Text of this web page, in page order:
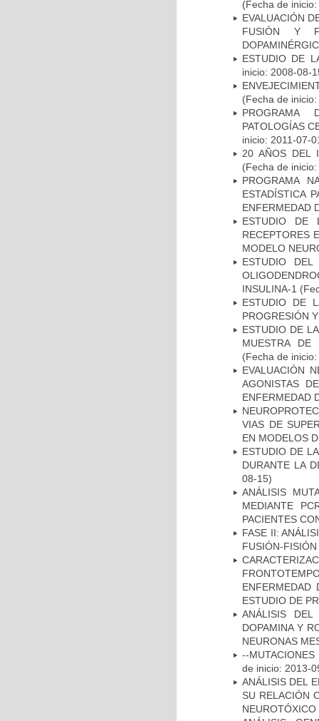
(Fecha de
EVALUACIÓN
FUSIÓN Y
ESTUDIO DE
inicio: 2008-08-
(Fecha de
PROGRAMA
PATOLOGÍAS
inicio: 2011-07-
20 AÑOS DEL
(Fecha de
PROGRAMA
ESTADÍSTICA
ENFERMEDAD
ESTUDIO DE
RECEPTORES
MODELO
ESTUDIO
INSULINA-1
ESTUDIO DE
PROGRESIÓN
ESTUDIO DE
MUESTRA DE
(Fecha de
EVALUACIÓN
AGONISTAS
ENFERMEDAD
VIAS DE
EN MODELOS
ESTUDIO DE
DURANTE LA
08-15)
ANÁLISIS
MEDIANTE
PACIENTES
FASE II:
FUSIÓN-
ENFERMEDAD
ESTUDIO DE
ANÁLISIS
DOPAMINA Y
NEURONAS
--
de inicio: 2013-
ANÁLISIS DEL
SU RELACIÓN
NEUROTÓXICO